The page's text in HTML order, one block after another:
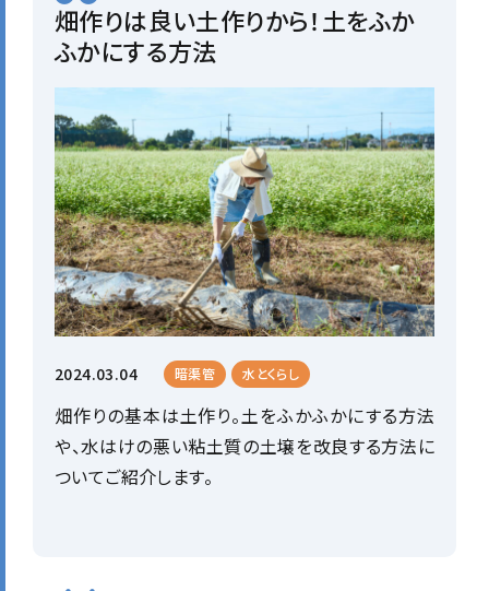
畑作りは良い土作りから！土をふか
ふかにする方法
2024.03.04 暗渠管 水とくらし
畑作りの基本は土作り。土をふかふかにする方法
や、水はけの悪い粘土質の土壌を改良する方法に
ついてご紹介します。